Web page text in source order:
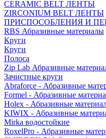
CERAMIC BELT ЛЕНТЫ
ZIRCONIUM BELT ЛЕНТЫ
ПРИСПОСОБЛЕНИЯ И
RBS Абразивные материалы
Круги
Круги
Полоса
Zip Lab Абразивные
Зачистные круги
Abraforce - Абразивные
Formel - Абразивные
Holex - Абразивные
KIWIX - Абразивные
Mirka водостойкие
RoxelPro - Абразивные